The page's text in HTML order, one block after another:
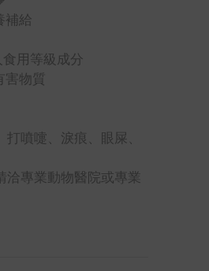
補給
用等級成分
害物質
噴嚏、淚痕、眼屎、
洽專業動物醫院或專業